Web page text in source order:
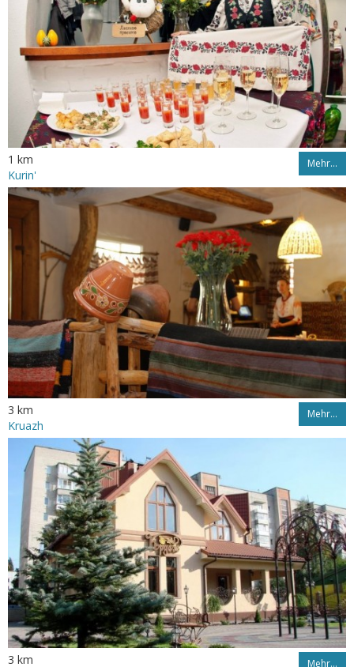
1 km Mehr…
Kurin'
3 km Mehr…
Kruazh
3 km Mehr…